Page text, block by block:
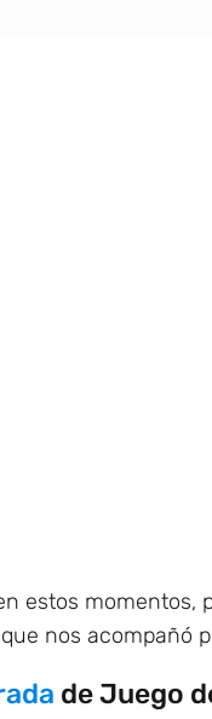
estos
nos acompañó
de Juego